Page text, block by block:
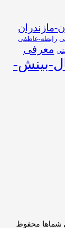
مازندران
رابطه-عاطفی
معرفی
بینش-
برای شماها محفوظ